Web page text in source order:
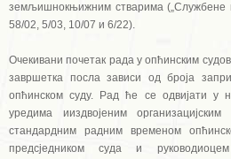
земљишнокњижним стварима („Службене
58/02, 5/03, 10/07 и 6/22).
Очекивани почетак рада у опћинским
завршетка посла зависи од броја
опћинском суду. Рад ће се одвијати у
уредима ииздвојеним
стандардним радним временом
предсједником суда и